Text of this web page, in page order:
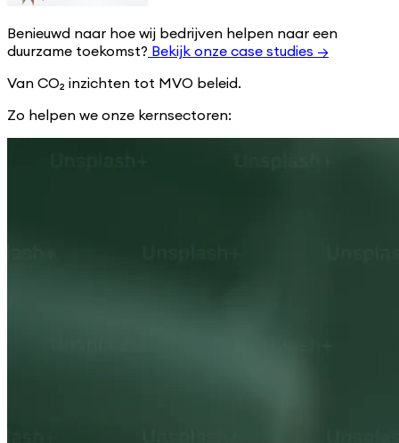
Benieuwd naar hoe wij bedrijven helpen naar een
duurzame toekomst? Bekijk onze case studies →
Van CO₂ inzichten tot MVO beleid.
Zo helpen we onze kernsectoren: